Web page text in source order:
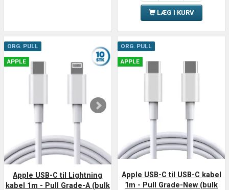
LÆG I KURV
ORG. PULL
APPLE
Apple USB-C til Lightning
kabel 1m - Pull Grade-A (bulk
ORG. PULL
APPLE
Apple USB-C til USB-C kabel
1m - Pull Grade-New (bulk